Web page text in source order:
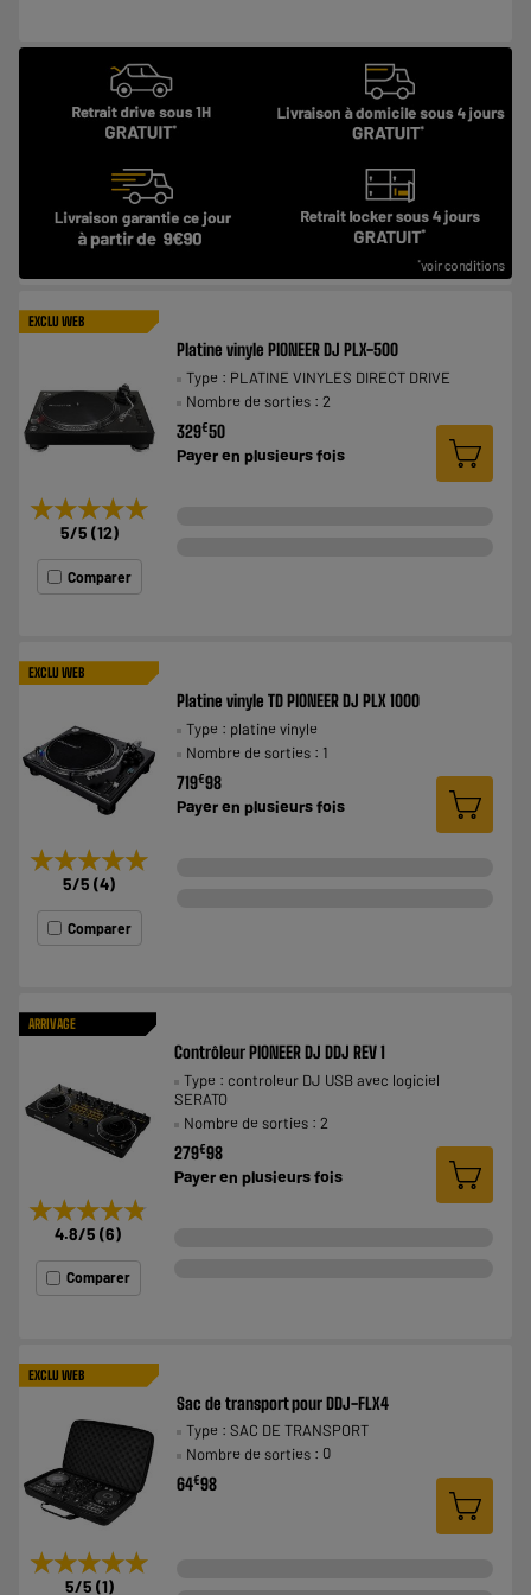
EXCLU WEB
★★★★★
★★★★★
5/5 (12)
Comparer
Platine vinyle PIONEER DJ PLX-500
Type : PLATINE VINYLES DIRECT DRIVE
Nombre de sorties : 2
329€50
Payer en plusieurs fois
EXCLU WEB
★★★★★
★★★★★
5/5 (4)
Comparer
Platine vinyle TD PIONEER DJ PLX 1000
Type : platine vinyle
Nombre de sorties : 1
719€98
Payer en plusieurs fois
ARRIVAGE
★★★★★
★★★★★
4.8/5 (6)
Comparer
Contrôleur PIONEER DJ DDJ REV 1
Type : controleur DJ USB avec logiciel
SERATO
Nombre de sorties : 2
279€98
Payer enplusieurs fois
EXCLU WEB
★★★★★
★★★★★
5/5 (1)
Sac de transport pour DDJ-FLX4
Type : SAC DE TRANSPORT
Nombre de sorties : 0
64€98